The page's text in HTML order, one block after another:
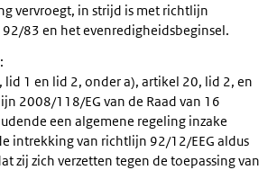
vervroegt, in strijd is met richtlijn
83 en het evenredigheidsbeginsel.
1 en lid 2, onder a), artikel 20, lid 2, en
2008/118/EG van de Raad van 16
een algemene regeling inzake
intrekking van richtlijn 92/12/EEG aldus
zij zich verzetten tegen de toepassing van